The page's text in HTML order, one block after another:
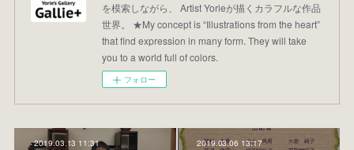
を模索しながら、 Artist Yorieが描くカラフルな作品
世界。 ★My concept is “Illustrations from the heart”
that find expression in many form. They will take
you to a world full of colors.
フォロー
2019.03.13 11:31 2019.03.06 13:17